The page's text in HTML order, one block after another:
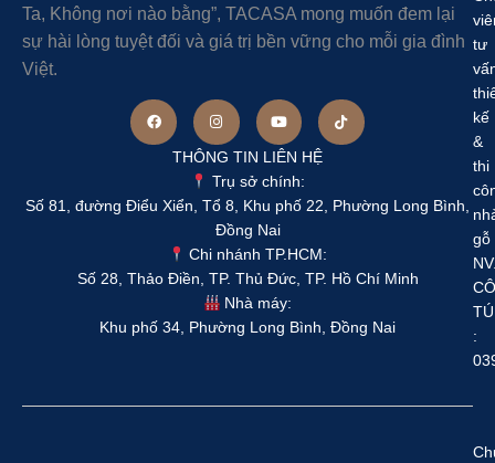
Ta, Không nơi nào bằng”, TACASA mong muốn đem lại
sự hài lòng tuyệt đối và giá trị bền vững cho mỗi gia đình
Việt.
THÔNG TIN LIÊN HỆ
Trụ sở chính:
Số 81, đường Điểu Xiển, Tổ 8, Khu phố 22, Phường Long Bình,
Đồng Nai
Chi nhánh TP.HCM:
Số 28, Thảo Điền, TP. Thủ Đức, TP. Hồ Chí Minh
Nhà máy:
Khu phố 34, Phường Long Bình, Đồng Nai
tư
kế
&
thi
gỗ
TÚ
: